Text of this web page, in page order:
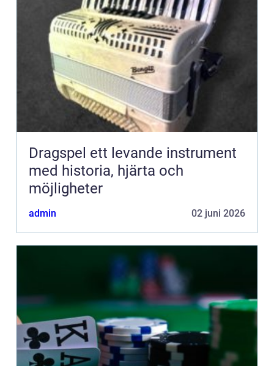
Dragspel ett levande instrument
med historia, hjärta och
möjligheter
admin 02 juni 2026